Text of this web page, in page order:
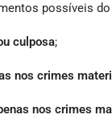
possíveis
culposa;
nos crimes
nos crimes